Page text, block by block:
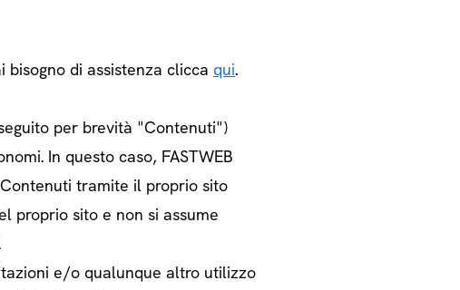
bisogno di assistenza clicca qui.
per brevità "Contenuti")
In questo caso, FASTWEB
tramite il proprio sito
proprio sito e non si assume
e/o qualunque altro utilizzo